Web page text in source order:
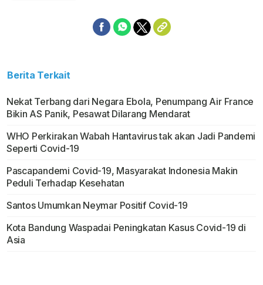
Berita Terkait
Nekat Terbang dari Negara Ebola, Penumpang Air France
Bikin AS Panik, Pesawat Dilarang Mendarat
WHO Perkirakan Wabah Hantavirus tak akan Jadi Pandemi
Seperti Covid-19
Pascapandemi Covid-19, Masyarakat Indonesia Makin
Peduli Terhadap Kesehatan
Santos Umumkan Neymar Positif Covid-19
Kota Bandung Waspadai Peningkatan Kasus Covid-19 di
Asia